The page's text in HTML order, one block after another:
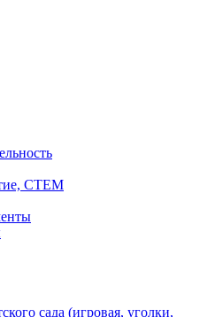
СТЕМ
сада (игровая, уголки,